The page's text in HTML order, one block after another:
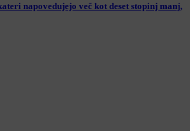
napovedujejo več kot deset stopinj manj,